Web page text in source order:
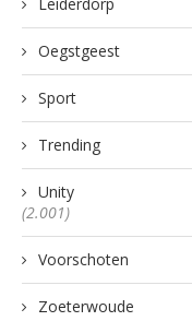
Leiderdorp
Oegstgeest
Sport
Trending
Unity
(2.001)
Voorschoten
Zoeterwoude